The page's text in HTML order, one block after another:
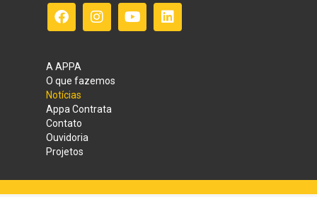
A APPA
O que fazemos
Notícias
Appa Contrata
Contato
Ouvidoria
Projetos